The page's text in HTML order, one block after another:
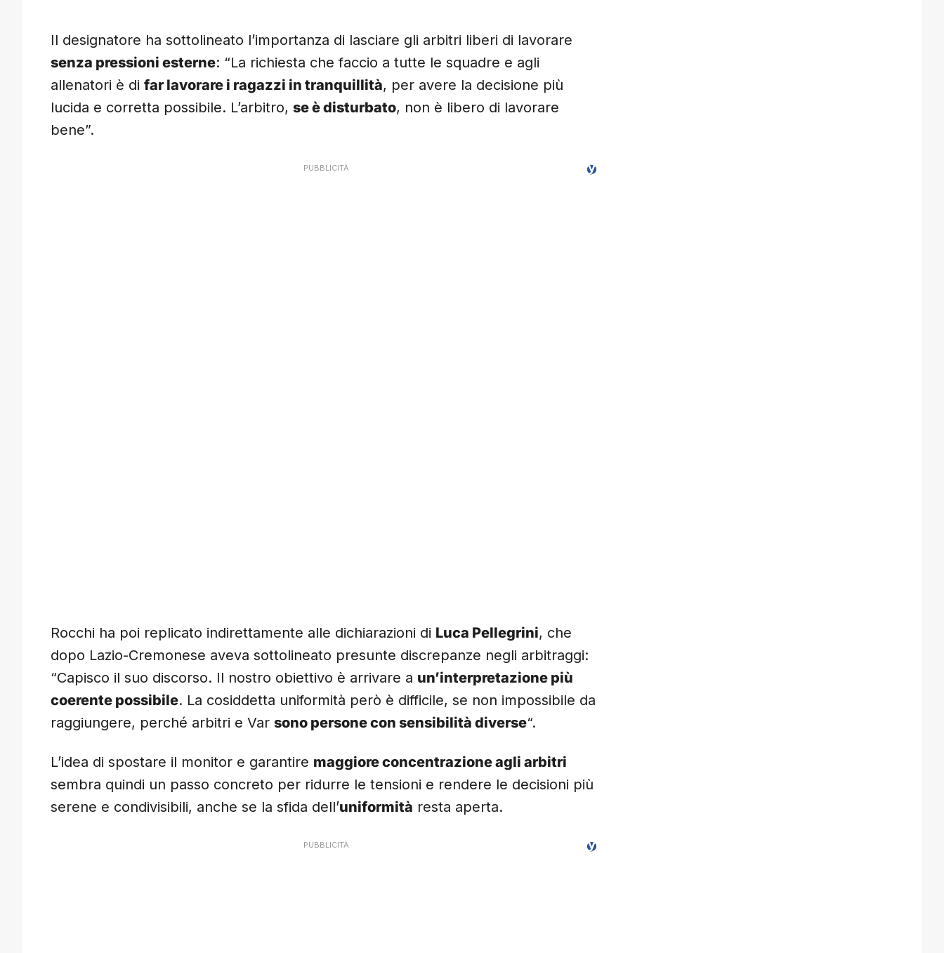
Il designatore ha sottolineato l’importanza di lasciare gli arbitri liberi di lavorare
senza pressioni esterne: “La richiesta che faccio a tutte le squadre e agli
allenatori è di far lavorare i ragazzi in tranquillità, per avere la decisione più
lucida e corretta possibile. L’arbitro, se è disturbato, non è libero di lavorare
bene”.
Rocchi ha poi replicato indirettamente alle dichiarazioni di Luca Pellegrini, che
dopo Lazio-Cremonese aveva sottolineato presunte discrepanze negli arbitraggi:
“Capisco il suo discorso. Il nostro obiettivo è arrivare a un’interpretazione più
coerente possibile. La cosiddetta uniformità però è difficile, se non impossibile da
raggiungere, perché arbitri e Var sono persone con sensibilità diverse“.
L’idea di spostare il monitor e garantire maggiore concentrazione agli arbitri
sembra quindi un passo concreto per ridurre le tensioni e rendere le decisioni più
serene e condivisibili, anche se la sfida dell’uniformità resta aperta.